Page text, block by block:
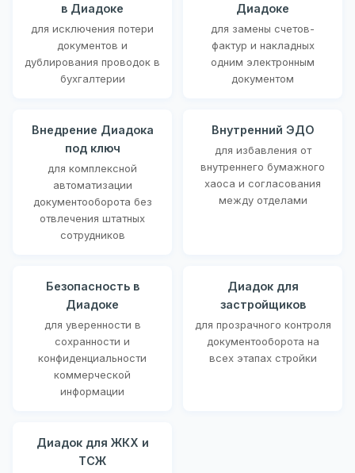
в Диадоке
для исключения потери
документов и
дублирования проводок в
бухгалтерии
Диадоке
для замены счетов-
фактур и накладных
одним электронным
документом
Внедрение Диадока
под ключ
для комплексной
автоматизации
документооборота без
отвлечения штатных
сотрудников
Внутренний ЭДО
для избавления от
внутреннего бумажного
хаоса и согласования
между отделами
Безопасность в
Диадоке
для уверенности в
сохранности и
конфиденциальности
коммерческой
информации
Диадок для
застройщиков
для прозрачного контроля
документооборота на
всех этапах стройки
Диадок для ЖКХ и
ТСЖ